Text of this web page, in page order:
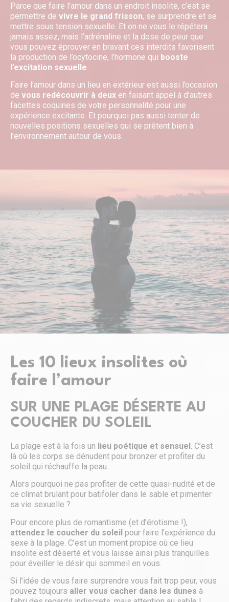
Parce que faire l’amour dans un endroit insolite, c’est se
permettre de vivre le grand frisson, se surprendre et se
mettre sous tension sexuelle. Et on ne vous le répétera
jamais assez, mais l’adrénaline et la dose de peur que
vous pouvez éprouver en bravant ces interdits favorisent
la production de l’ocytocine, l’hormone qui booste
l’excitation sexuelle.
Faire l’amour dans un lieu en extérieur est aussi l’occasion
de vous redécouvrir à deux en faisant appel à d’autres
facettes coquines de votre personnalité pour une
expérience excitante. Et pourquoi pas aussi tenter de
nouvelles positions sexuelles qui se prêtent bien à
l’environnement autour de vous.
Les 10 lieux insolites où
faire l’amour
SUR UNE PLAGE DÉSERTE AU
COUCHER DU SOLEIL
La plage est à la fois un lieu poétique et sensuel . C’est
là où les corps se dénudent pour bronzer et profiter du
soleil qui réchauffe la peau.
Alors pourquoi ne pas profiter de cette quasi-nudité et de
ce climat brulant pour batifoler dans le sable et pimenter
sa vie sexuelle ?
Pour encore plus de romantisme (et d’érotisme !),
attendez le coucher du soleil pour faire l’expérience du
sexe à la plage. C’est un moment propice où ce lieu
insolite est déserté et vous laisse ainsi plus tranquilles
pour éveiller le désir qui sommeil en vous.
Si l’idée de vous faire surprendre vous fait trop peur, vous
pouvez toujours aller vous cacher dans les dunes à